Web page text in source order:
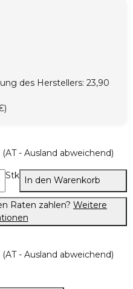
des Herstellers: 23,90
)
(AT - Ausland abweichend)
Stk In den Warenkorb
Raten zahlen? Weitere
(AT - Ausland abweichend)